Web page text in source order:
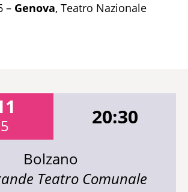
– Genova, Teatro Nazionale
20:30
Bolzano
Teatro Comunale